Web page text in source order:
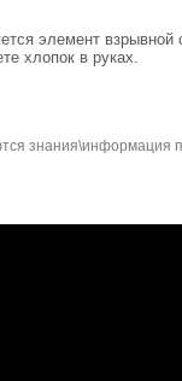
элемент
хлопок в руках.
знания\информация